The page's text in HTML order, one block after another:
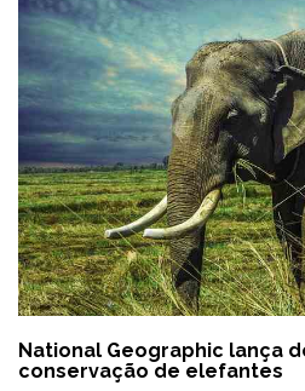
National Geographic lança
conservação de elefantes